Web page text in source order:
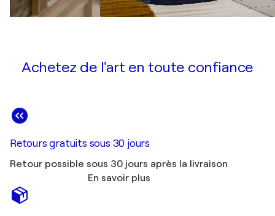
Achetez de l'art en toute confiance
Retours gratuits sous 30 jours
Retour possible sous 30 jours après la livraison
En savoir plus